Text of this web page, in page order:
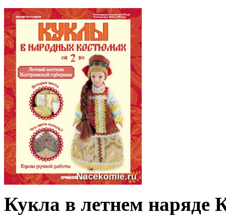
Кукла в летнем наряде